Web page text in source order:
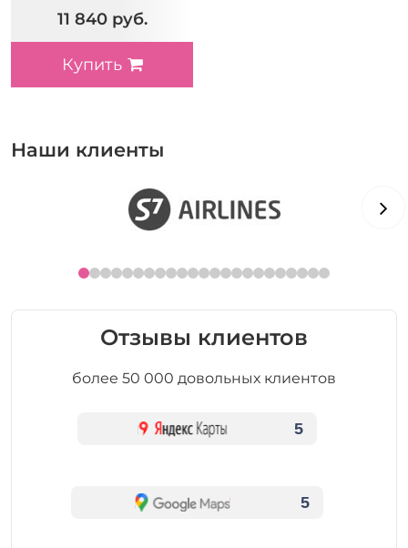
11 840 руб.
Купить
Наши клиенты
Отзывы клиентов
более 50 000 довольных клиентов
5
5